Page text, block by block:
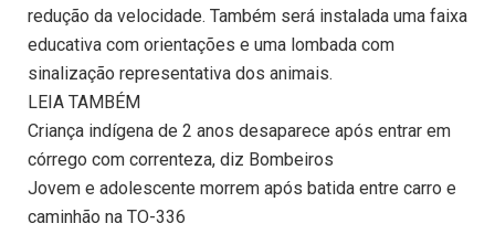
redução da velocidade. Também será instalada uma faixa
educativa com orientações e uma lombada com
sinalização representativa dos animais.
LEIA TAMBÉM
Criança indígena de 2 anos desaparece após entrar em
córrego com correnteza, diz Bombeiros
Jovem e adolescente morrem após batida entre carro e
caminhão na TO-336